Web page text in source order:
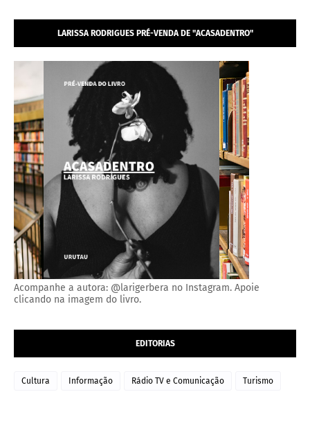
LARISSA RODRIGUES PRÉ-VENDA DE "ACASADENTRO"
Acompanhe a autora: @larigerbera no Instagram. Apoie
clicando na imagem do livro.
EDITORIAS
Cultura Informação Rádio TV e Comunicação Turismo